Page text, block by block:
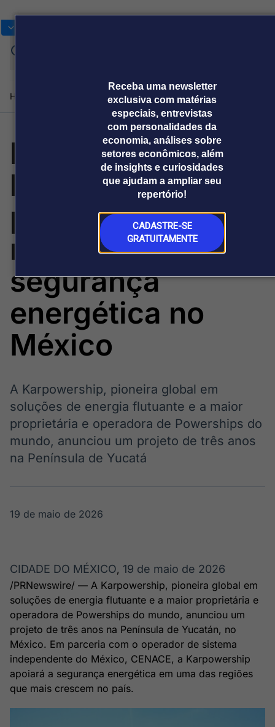
Receba uma newsletter
exclusiva com matérias
especiais, entrevistas
com personalidades da
economia, análises sobre
setores econômicos, além
de insights e curiosidades
que ajudam a ampliar seu
repertório!
CADASTRE-SE
GRATUITAMENTE
Home Produtos e soluçõesNotícias BlogWeekend Institucional
Plataformas
Broadcast
Broadcast+
O mercado
financeiro em
tempo real
Broadcast
Tudo sobre o
agronegócio
Broadcast
White Label
Plataforma para
conteúdos
Soluções de Dados
e Conteúdos
OTC
Plataforma para
negociação de
ativos
Datafeed
APIs para
integração de
conteúdos e
Broadcast
Radar
Monitoramento
inteligente de
notícias e
conteúdos
Fundos
A melhor
plataforma para
analisar fundos
de investimento
no Brasil
Gestão de
Investimentos
Tokenização
de ativos
Releases Broadcast
Prêmio Broadcast
Empresas
Releases
Karpowership
lança novo
projeto para
reforçar a
segurança
energética no
México
A Karpowership, pioneira global em
soluções de energia flutuante e a maior
proprietária e operadora de Powerships do
mundo, anunciou um projeto de três anos
na Península de Yucatá
19 de maio de 2026
CIDADE DO MÉXICO, 19 de maio de 2026
/PRNewswire/ — A Karpowership, pioneira global em
soluções de energia flutuante e a maior proprietária e
operadora de Powerships do mundo, anunciou um
projeto de três anos na Península de Yucatán, no
México. Em parceria com o operador de sistema
independente do México, CENACE, a Karpowership
apoiará a segurança energética em uma das regiões
que mais crescem no país.